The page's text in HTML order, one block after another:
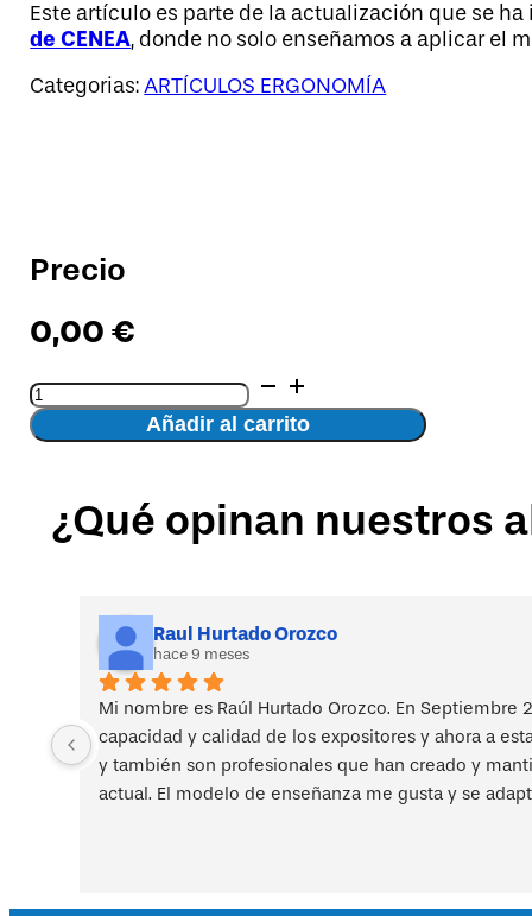
Este artículo es parte de la actualización que se
de CENEA, donde no solo enseñamos a aplicar el
Categorias:ARTÍCULOS ERGONOMÍA
Precio
0,00€
Validación
de
la
OCRA
Checklist
aparición
MS
en
trabajadores
expuestos
repetitivas.
Añadir al carrito
¿Qué opinan nuestros
Raul Hurtado Orozco
hace 9 meses
Mi nombre es Raúl Hurtado Orozco. En
capacidad y calidad de los expositores y ahora a
y también son profesionales que han creado y
actual. El modelo de enseñanza me gusta y se